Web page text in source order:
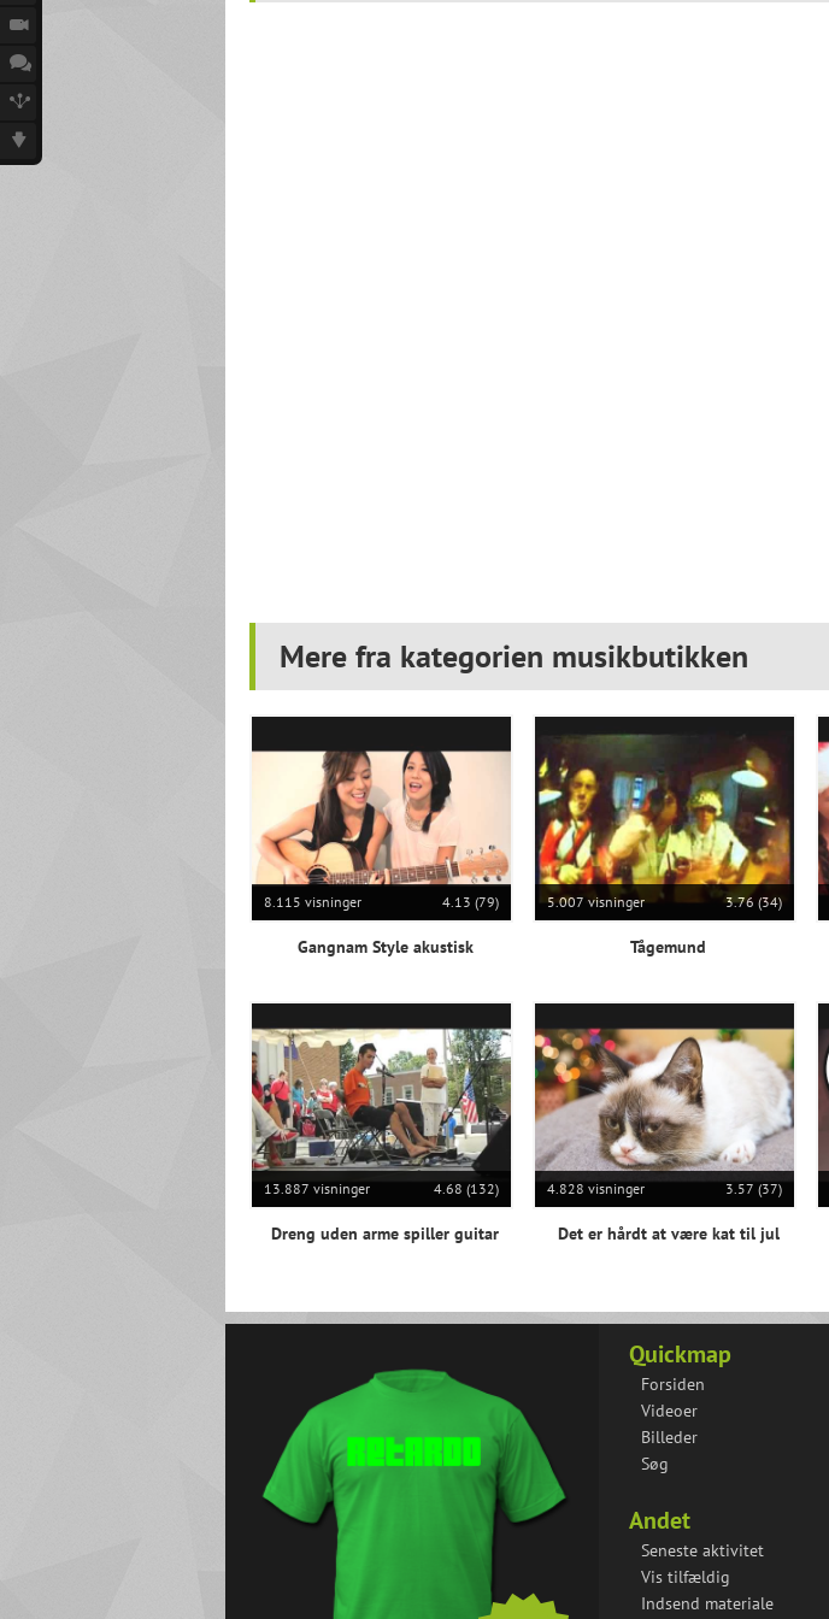
Mere fra kategorien musikbutikken
8.115 visninger 4.13 (79)
Gangnam Style akustisk
5.007 visninger 3.76 (34)
Tågemund
13.887 visninger 4.68 (132)
Dreng uden arme spiller guitar
4.828 visninger 3.57 (37)
Det er hårdt at være kat til jul
Quickmap
Forsiden
Videoer
Billeder
Søg
Andet
Seneste aktivitet
Vis tilfældig
Indsend materiale